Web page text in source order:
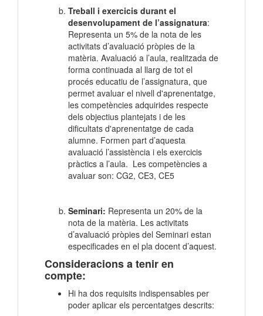
Treball i exercicis durant el
desenvolupament de l’assignatura:
Representa un 5% de la nota de les
activitats d’avaluació pròpies de la
matèria. Avaluació a l’aula, realitzada de
forma continuada al llarg de tot el
procés educatiu de l’assignatura, que
permet avaluar el nivell d'aprenentatge,
les competències adquirides respecte
dels objectius plantejats i de les
dificultats d'aprenentatge de cada
alumne. Formen part d’aquesta
avaluació l’assistència i els exercicis
pràctics a l’aula. Les competències a
avaluar son: CG2, CE3, CE5
Seminari: Representa un 20% de la
nota de la matèria. Les activitats
d’avaluació pròpies del Seminari estan
especificades en el pla docent d’aquest.
Consideracions a tenir en
compte:
Hi ha dos requisits indispensables per
poder aplicar els percentatges descrits: